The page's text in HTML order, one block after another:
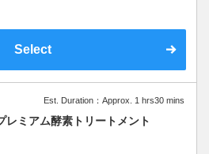
Select
Est. Duration：Approx. 1 hrs30 mins
レミアム酵素トリートメント